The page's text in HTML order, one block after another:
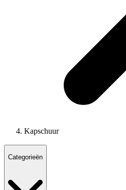
Kapschuur
Categorieën